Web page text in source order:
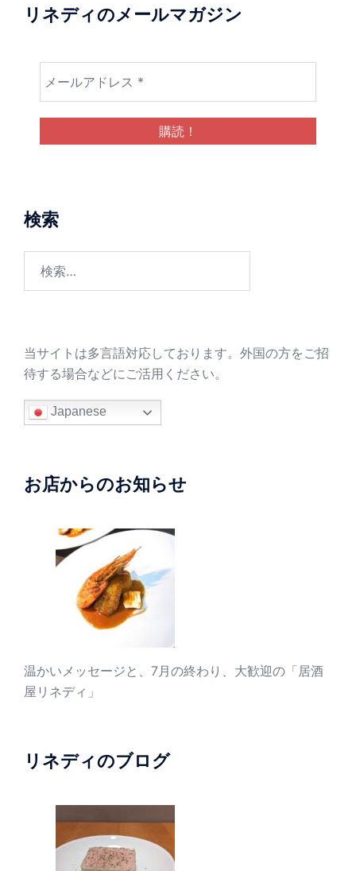
リネディのメールマガジン
検索
当サイトは多言語対応しております。外国の方をご招
待する場合などにご活用ください。
Japanese
お店からのお知らせ
温かいメッセージと、7月の終わり、大歓迎の「居酒
屋リネディ」
リネディのブログ